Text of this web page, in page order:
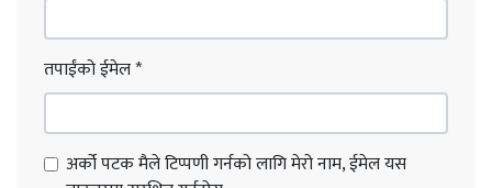
तपाईंको ईमेल*
अर्को पटक मैले टिप्पणी गर्नको लागि मेरो नाम, ईमेल यस